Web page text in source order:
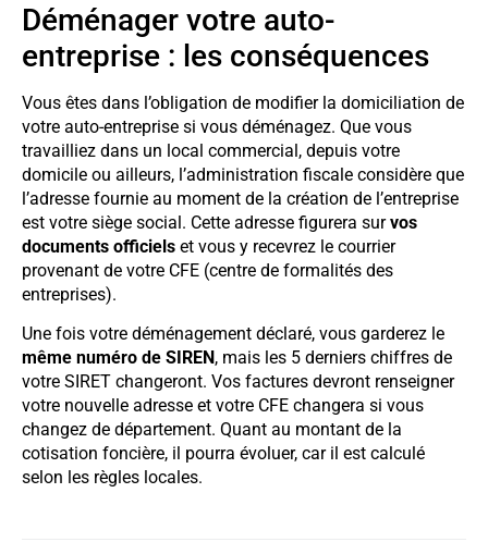
Déménager votre auto-
entreprise : les conséquences
Vous êtes dans l’obligation de modifier la domiciliation de
votre auto-entreprise si vous déménagez. Que vous
travailliez dans un local commercial, depuis votre
domicile ou ailleurs, l’administration fiscale considère que
l’adresse fournie au moment de la création de l’entreprise
est votre siège social. Cette adresse figurera survos
documents officiels et vous y recevrez le courrier
provenant de votre CFE (centre de formalités des
entreprises).
Une fois votre déménagement déclaré, vous garderez le
même numéro de SIREN, mais les 5 derniers chiffres de
votre SIRET changeront. Vos factures devront renseigner
votre nouvelle adresse et votre CFE changera si vous
changez de département. Quant au montant de la
cotisation foncière, il pourra évoluer, car il est calculé
selon les règles locales.